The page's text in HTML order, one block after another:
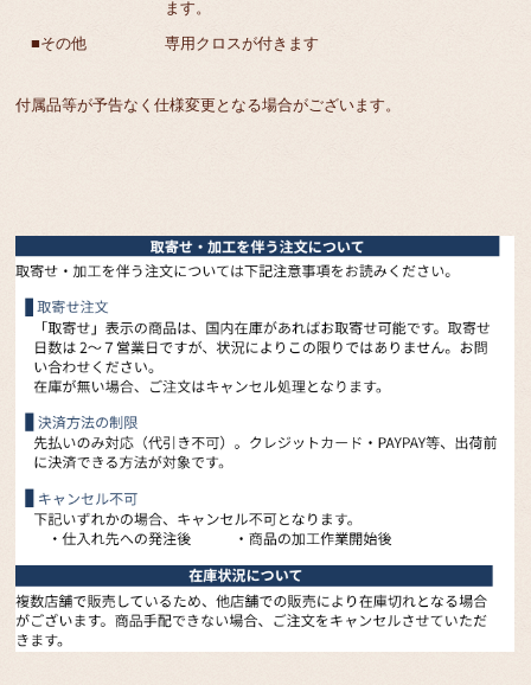
ます。
■その他
専用クロスが付きます
付属品等が予告なく仕様変更となる場合がございます。